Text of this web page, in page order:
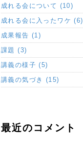
成れる会について (10)
成れる会に入ったワケ (6)
成果報告 (1)
課題 (3)
講義の様子 (5)
講義の気づき (15)
最近のコメント